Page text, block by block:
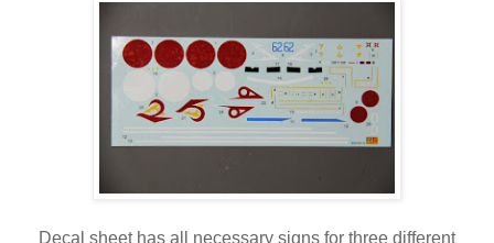
Decal sheet has all necessary signs for three different